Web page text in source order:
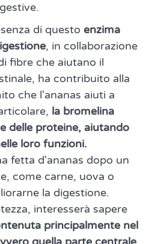
di questo enzima
, in collaborazione
fibre che aiutano il
ha contribuito alla
che l'ananas aiuti a
la bromelina
delle proteine, aiutando
loro funzioni.
fetta d'ananas dopo un
come carne, uova o
la digestione.
interesserà sapere
principalmente nel